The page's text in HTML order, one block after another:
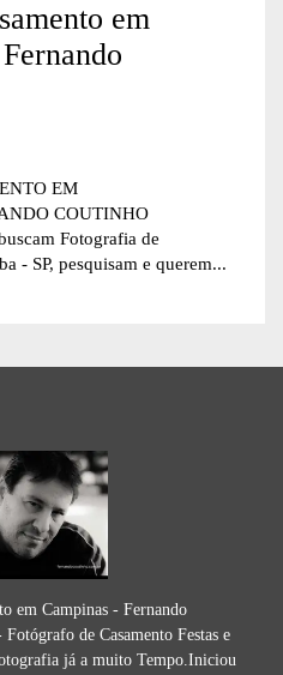
em
EM
COUTINHO
Fotografia de
- SP, pesquisam e querem...
em Campinas - Fernando
de Casamento Festas e
já a muito Tempo.Iniciou